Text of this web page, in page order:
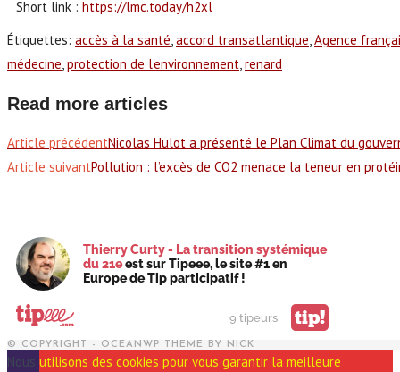
Short link : https://lmc.today/h2xl
Étiquettes: accès à la santé, accord transatlantique, Agence
médecine, protection de l'environnement, renard
Read more articles
Article précédentNicolas Hulot a présenté le Plan Climat du
Article suivantPollution : l’excès de CO2 menace la teneur en
Thierry Curty - La transition systémique
du 21eest sur Tipeee, le site #1 en
Europe de Tip participatif !
9 tipeurs tip!
© COPYRIGHT - OCEANWP THEME BY NICK
Nous utilisons des cookies pour vous garantir la meilleure